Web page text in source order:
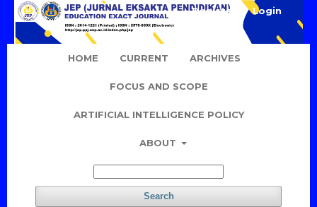
HOME CURRENT ARCHIVES
FOCUS AND SCOPE
ARTIFICIAL INTELLIGENCE POLICY
ABOUT
Search
Register Login